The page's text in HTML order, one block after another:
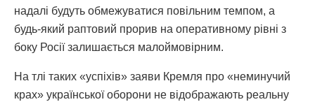
надалі будуть обмежуватися повільним темпом, а
будь-який раптовий прорив на оперативному рівні з
боку Росії залишається малоймовірним.
На тлі таких «успіхів» заяви Кремля про «неминучий
крах» української оборони не відображають реальну